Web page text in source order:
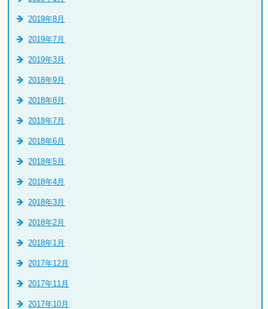
2019年8月
2019年7月
2019年3月
2018年9月
2018年8月
2018年7月
2018年6月
2018年5月
2018年4月
2018年3月
2018年2月
2018年1月
2017年12月
2017年11月
2017年10月